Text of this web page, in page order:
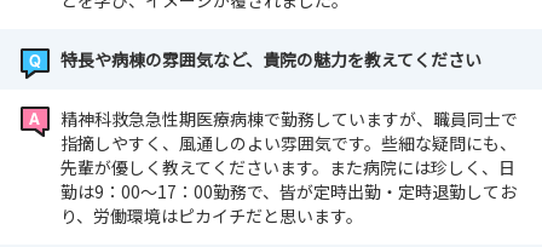
特長や病棟の雰囲気など、貴院の魅力を教えてください
精神科救急急性期医療病棟で勤務していますが、職員同士で
指摘しやすく、風通しのよい雰囲気です。些細な疑問にも、
先輩が優しく教えてくださいます。また病院には珍しく、日
勤は9：00～17：00勤務で、皆が定時出勤・定時退勤してお
り、労働環境はピカイチだと思います。